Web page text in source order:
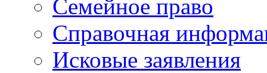
Семейное право
Справочная
Исковые заявления